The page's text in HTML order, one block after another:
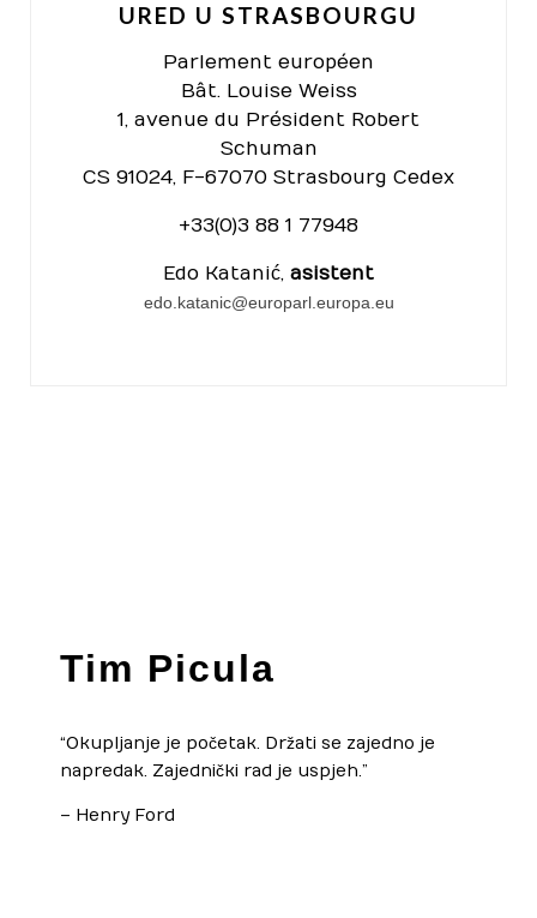
URED U STRASBOURGU
Parlement européen
Bât. Louise Weiss
1, avenue du Président Robert
Schuman
CS 91024, F-67070 Strasbourg Cedex
+33(0)3 88 1 77948
Edo Katanić, asistent
edo.katanic@europarl.europa.eu
Tim Picula
“Okupljanje je početak. Držati se zajedno je
napredak. Zajednički rad je uspjeh.”
– Henry Ford